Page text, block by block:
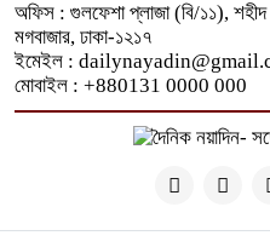
অফিস : গুলফেশা প্লাজা (বি/১১), শহীদ
মগবাজার, ঢাকা-১২১৭
ইমেইল :
মোবাইল : +880131 0000 000